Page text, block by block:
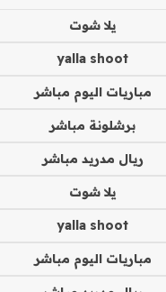
يلا شوت
yalla shoot
مباريات اليوم مباشر
برشلونة مباشر
ريال مدريد مباشر
يلا شوت
yalla shoot
مباريات اليوم مباشر